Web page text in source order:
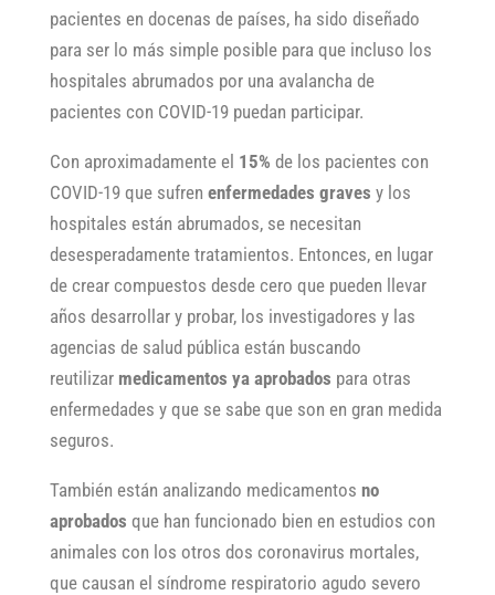
pacientes en docenas de países, ha sido diseñado
para ser lo más simple posible para que incluso los
hospitales abrumados por una avalancha de
pacientes con COVID-19 puedan participar.
Con aproximadamente el 15% de los pacientes con
COVID-19 que sufren enfermedades graves y los
hospitales están abrumados, se necesitan
desesperadamente tratamientos. Entonces, en lugar
de crear compuestos desde cero que pueden llevar
años desarrollar y probar, los investigadores y las
agencias de salud pública están buscando
reutilizar medicamentos ya aprobados para otras
enfermedades y que se sabe que son en gran medida
seguros.
También están analizando medicamentos no
aprobados que han funcionado bien en estudios con
animales con los otros dos coronavirus mortales,
que causan el síndrome respiratorio agudo severo